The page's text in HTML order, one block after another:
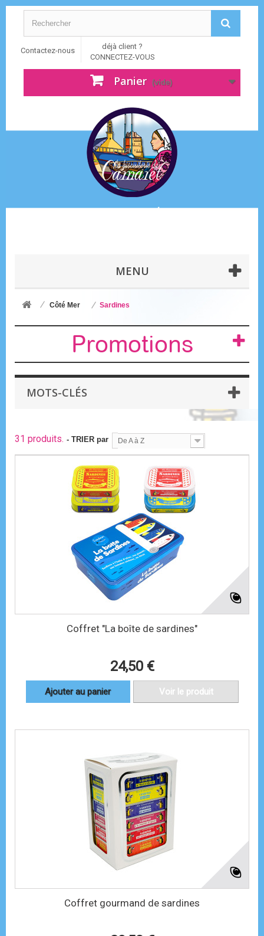
Contactez-nous
déjà client ?
CONNECTEZ-VOUS
Panier (vide)
MENU
Côté Mer Sardines
Promotions
MOTS-CLÉS
31 produits. - TRIER par De A à Z
Coffret "La boîte de sardines"
24,50 €
Ajouter au panier Voir le produit
Coffret gourmand de sardines